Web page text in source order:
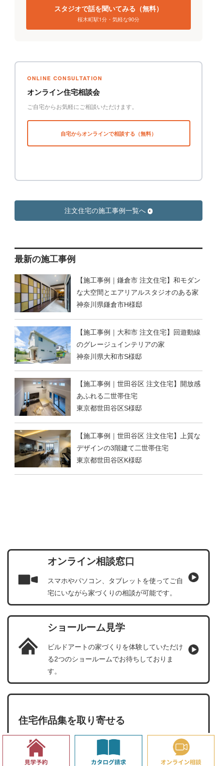
スタジオで話を聞いてみる（無料）
桜木町駅1分・気軽な90分
ONLINE CONSULTATION
オンライン住宅相談会
ご自宅からお気軽にご相談いただけます。
自宅からオンラインで相談する（無料）
注文住宅の施工事例一覧へ
最新の施工事例
【施工事例｜鎌倉市 注文住宅】和モダン
な大空間とエアリアルスタジオのある家
神奈川県鎌倉市H様邸
【施工事例｜大和市 注文住宅】回遊動線
のグレージュインテリアの家
神奈川県大和市S様邸
【施工事例｜世田谷区 注文住宅】開放感
あふれる二世帯住宅
東京都世田谷区S様邸
【施工事例｜世田谷区 注文住宅】上質な
デザインの3階建て二世帯住宅
東京都世田谷区K様邸
オンライン相談窓口
スマホやパソコン、タブレットを使ってご自
宅にいながら家づくりの相談が可能です。
ショールーム見学
ビルドアートの家づくりを体験していただけ
る2つのショールームでお待ちしておりま
す。
住宅作品集を取り寄せる
DREAM HOUSE PROJECTのイラストをまとめた
「イラストブック」、数々の事例をご紹介する「事